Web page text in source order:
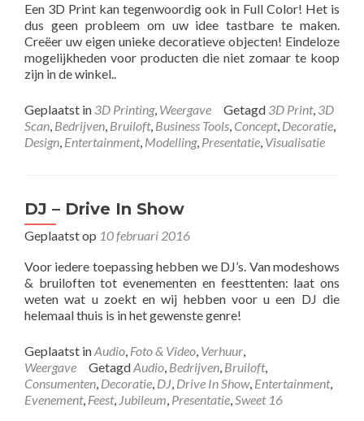
Een 3D Print kan tegenwoordig ook in Full Color! Het is
dus geen probleem om uw idee tastbare te maken.
Creëer uw eigen unieke decoratieve objecten! Eindeloze
mogelijkheden voor producten die niet zomaar te koop
zijn in de winkel..
Geplaatst in 3D Printing, Weergave Getagd 3D Print, 3D
Scan, Bedrijven, Bruiloft, Business Tools, Concept, Decoratie,
Design, Entertainment, Modelling, Presentatie, Visualisatie
DJ – Drive In Show
Geplaatst op 10 februari 2016
Voor iedere toepassing hebben we DJ’s. Van modeshows
& bruiloften tot evenementen en feesttenten: laat ons
weten wat u zoekt en wij hebben voor u een DJ die
helemaal thuis is in het gewenste genre!
Geplaatst inAudio, Foto & Video, Verhuur,
Weergave
GetagdAudio, Bedrijven, Bruiloft,
Consumenten, Decoratie, DJ, Drive In Show, Entertainment,
Evenement, Feest, Jubileum, Presentatie,Sweet 16